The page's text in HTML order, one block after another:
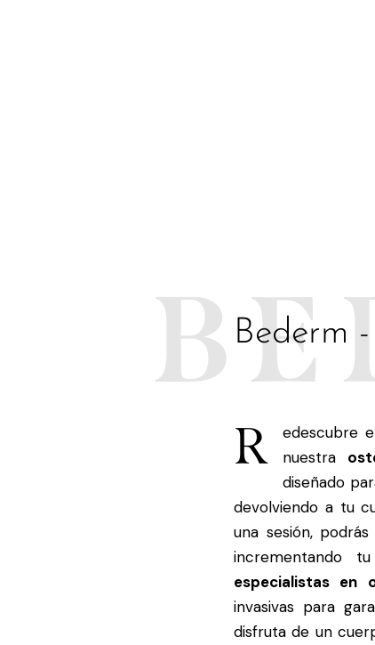
Bederm
R edescubre
nuestra
diseñado
devolviendo a tu
una sesión,
incrementando
especialistas en
invasivas para
disfruta de un